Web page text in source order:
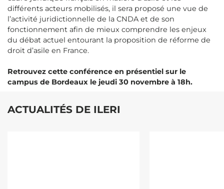
différents acteurs mobilisés, il sera proposé une vue de
l’activité juridictionnelle de la CNDA et de son
fonctionnement afin de mieux comprendre les enjeux
du débat actuel entourant la proposition de réforme de
droit d’asile en France.
Retrouvez cette conférence en présentiel sur le
campus de Bordeaux le jeudi 30 novembre à 18h.
ACTUALITÉS DE ILERI